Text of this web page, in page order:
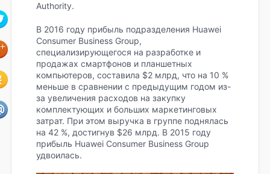
Authority.
В 2016 году прибыль подразделения Huawei
Consumer Business Group,
специализирующегося на разработке и
продажах смартфонов и планшетных
компьютеров, составила $2 млрд, что на 10 %
меньше в сравнении с предыдущим годом из-
за увеличения расходов на закупку
комплектующих и больших маркетинговых
затрат. При этом выручка в группе поднялась
на 42 %, достигнув $26 млрд. В 2015 году
прибыль Huawei Consumer Business Group
удвоилась.